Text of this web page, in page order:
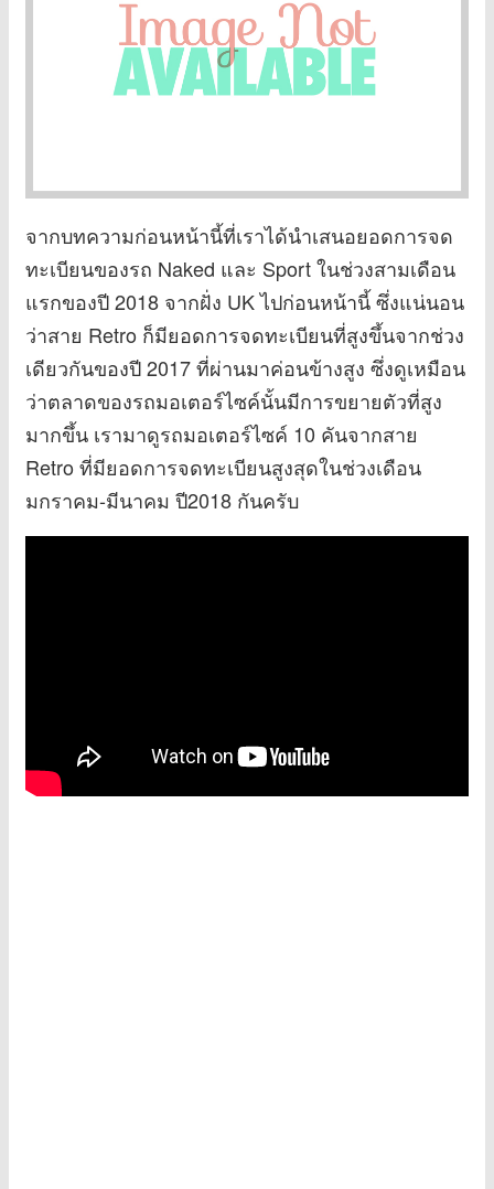
จากบทความก่อนหน้านี้ที่เราได้นำเสนอยอดการจด
ทะเบียนของรถ Naked และ Sport ในช่วงสามเดือน
แรกของปี 2018 จากฝั่ง UK ไปก่อนหน้านี้ ซึ่งแน่นอน
ว่าสาย Retro ก็มียอดการจดทะเบียนที่สูงขึ้นจากช่วง
เดียวกันของปี 2017 ที่ผ่านมาค่อนข้างสูง ซึ่งดูเหมือน
ว่าตลาดของรถมอเตอร์ไซค์นั้นมีการขยายตัวที่สูง
มากขึ้น เรามาดูรถมอเตอร์ไซค์ 10 คันจากสาย
Retro ที่มียอดการจดทะเบียนสูงสุดในช่วงเดือน
มกราคม-มีนาคม ปี2018 กันครับ